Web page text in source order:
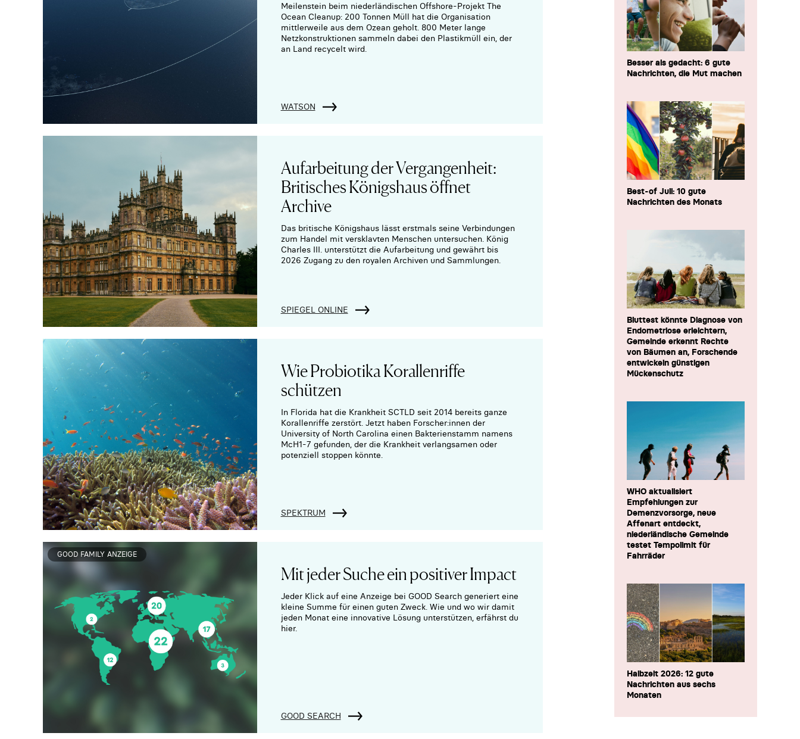
Meilenstein beim niederländischen Offshore-Projekt The
Ocean Cleanup: 200 Tonnen Müll hat die Organisation
mittlerweile aus dem Ozean geholt. 800 Meter lange
Netzkonstruktionen sammeln dabei den Plastikmüll ein, der
an Land recycelt wird.
WATSON
Aufarbeitung der Vergangenheit:
Britisches Königshaus öffnet
Archive
Das britische Königshaus lässt erstmals seine Verbindungen
zum Handel mit versklavten Menschen untersuchen. König
Charles III. unterstützt die Aufarbeitung und gewährt bis
2026 Zugang zu den royalen Archiven und Sammlungen.
SPIEGEL ONLINE
Wie Probiotika Korallenriffe
schützen
In Florida hat die Krankheit SCTLD seit 2014 bereits ganze
Korallenriffe zerstört. Jetzt haben Forscher:innen der
University of North Carolina einen Bakterienstamm namens
McH1-7 gefunden, der die Krankheit verlangsamen oder
potenziell stoppen könnte.
SPEKTRUM
GOOD FAMILY ANZEIGE
Mit jeder Suche ein positiver Impact
Jeder Klick auf eine Anzeige bei GOOD Search generiert eine
kleine Summe für einen guten Zweck. Wie und wo wir damit
jeden Monat eine innovative Lösung unterstützen, erfährst du
hier.
GOOD SEARCH
Besser als gedacht: 6 gute
Nachrichten, die Mut machen
Best-of Juli: 10 gute
Nachrichten des Monats
Bluttest könnte Diagnose von
Endometriose erleichtern,
Gemeinde erkennt Rechte
von Bäumen an, Forschende
entwickeln günstigen
Mückenschutz
WHO aktualisiert
Empfehlungen zur
Demenzvorsorge, neue
Affenart entdeckt,
niederländische Gemeinde
testet Tempolimit für
Fahrräder
Halbzeit 2026: 12 gute
Nachrichten aus sechs
Monaten